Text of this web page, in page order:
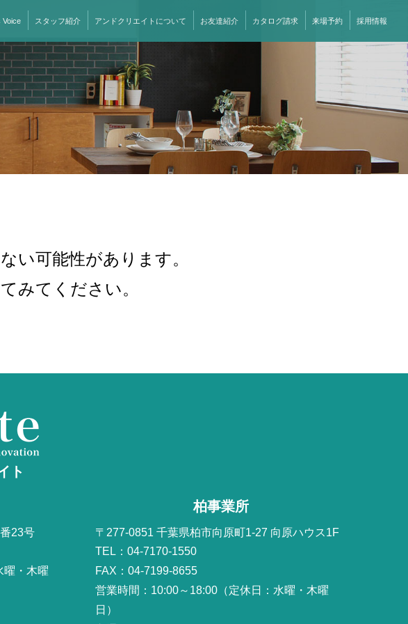
Voice スタッフ紹介 アンドクリエイトについて お友達紹介 カタログ請求 来場予約 採用情報
い可能性があります。
みてください。
ト
23号
曜・木曜
柏事業所
〒277-0851 千葉県柏市向原町1-27 向原ハウス1F
TEL：04-7170-1550
FAX：04-7199-8655
営業時間：10:00～18:00（定休日：水曜・木曜
日）